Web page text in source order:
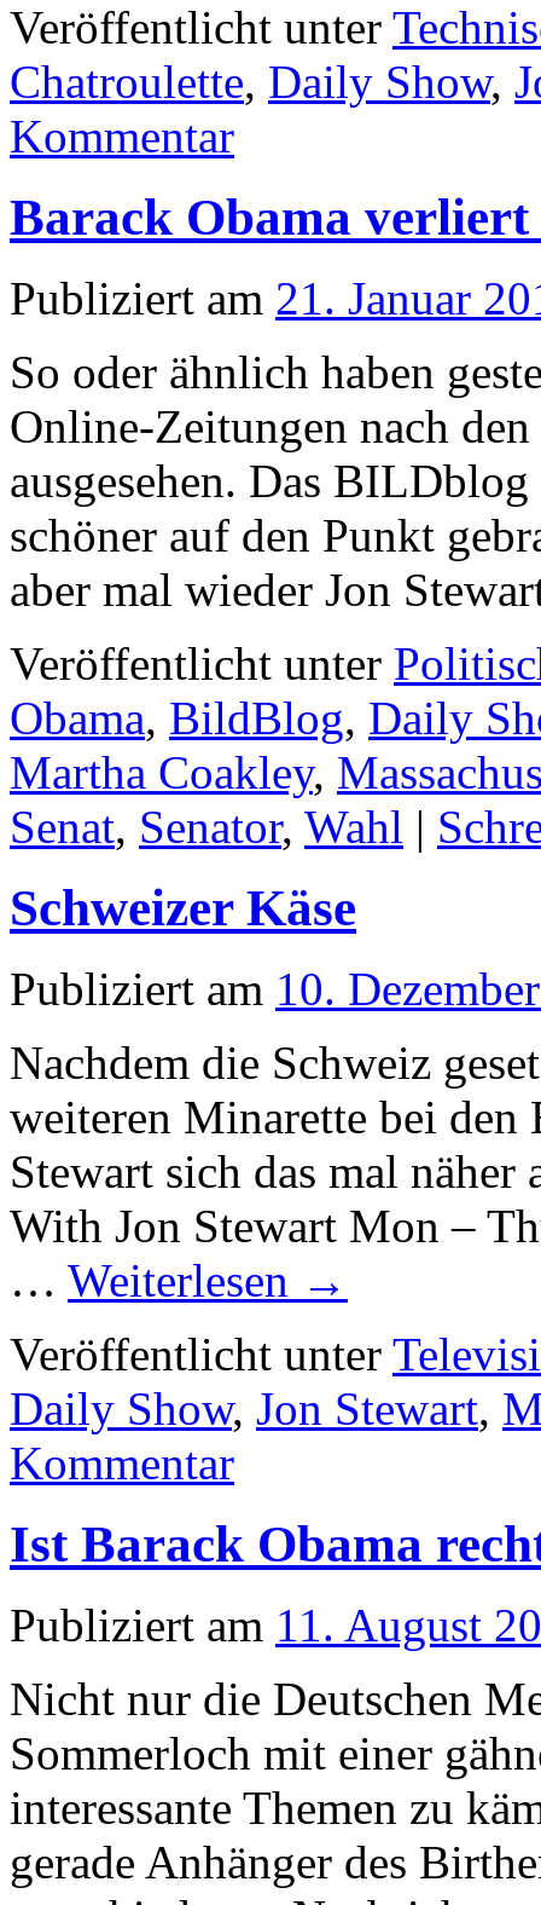
Veröffentlicht unter
Chatroulette, Daily Show,
Kommentar
Barack Obama
Publiziert am 21. Januar
So oder ähnlich haben
Online-Zeitungen nach
ausgesehen. Das
schöner auf den Punkt
aber mal wieder Jon
Veröffentlicht unter
Obama, BildBlog, Daily
Martha Coakley,
Senat, Senator, Wahl |
Schweizer Käse
Publiziert am 10.
Nachdem die Schweiz
weiteren Minarette bei den
Stewart sich das mal
With Jon Stewart Mon –
… Weiterlesen →
Veröffentlicht unter
Daily Show, Jon Stewart,
Kommentar
Ist Barack Obama
Publiziert am 11. August
Nicht nur die Deutschen
Sommerloch mit einer
interessante Themen zu
gerade Anhänger des